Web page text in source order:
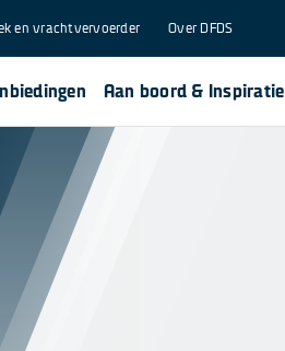
en vrachtvervoerder Over DFDS
Aan boord & Inspiratie